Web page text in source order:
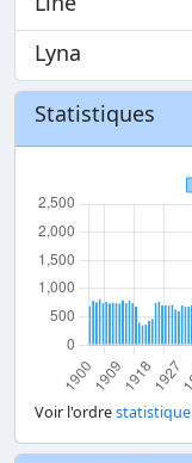
Lyna
Statistiques
Voir l'ordrestatistique